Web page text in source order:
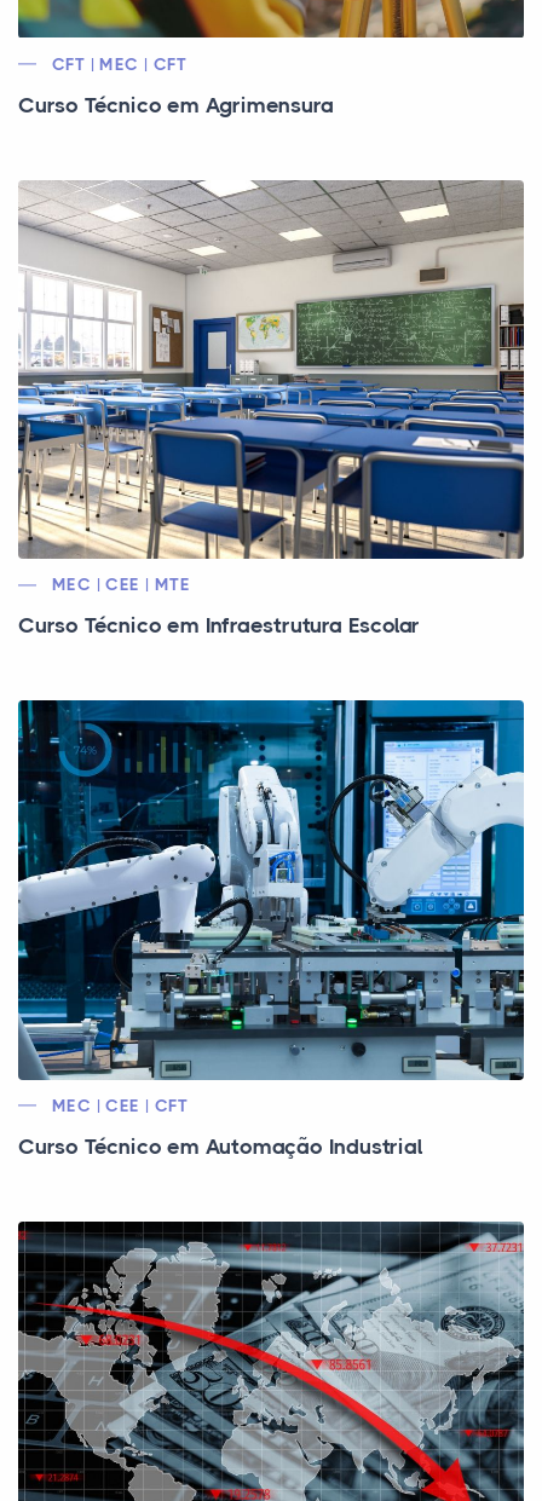
CFT | MEC | CFT
Curso Técnico em Agrimensura
MEC | CEE | MTE
Curso Técnico em Infraestrutura Escolar
MEC | CEE | CFT
Curso Técnico em Automação Industrial